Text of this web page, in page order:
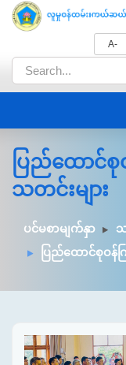
A-
ပြည်ထောင်
သတင်းများ
ပင်မစာမျက်နှာ
ပြည်ထောင်စုဝန်